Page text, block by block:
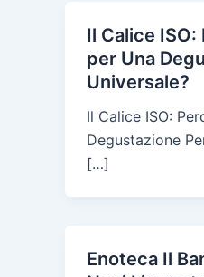
Il Calice
per Una
Universale?
Il Calice ISO:
Degustazione
[…]
Enoteca Il